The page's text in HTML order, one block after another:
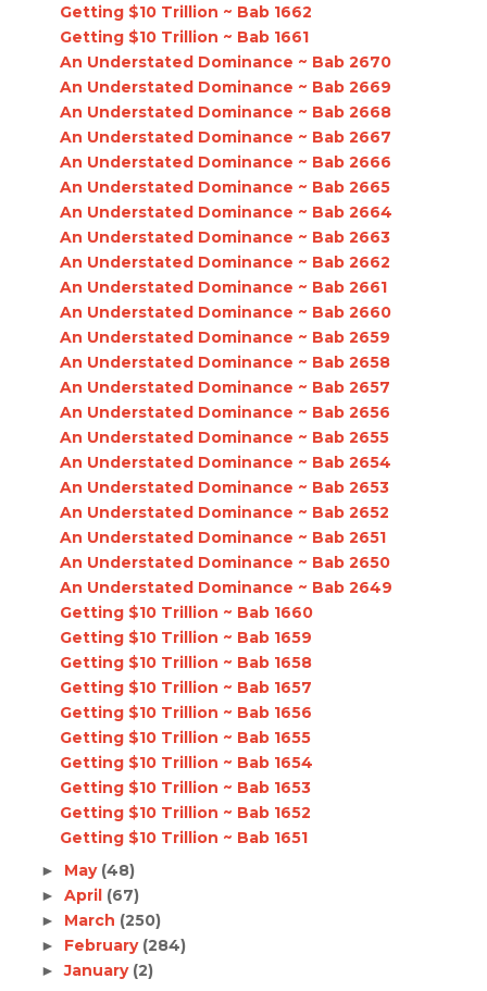
Getting $10 Trillion ~ Bab 1662
Getting $10 Trillion ~ Bab 1661
An Understated Dominance ~ Bab 2670
An Understated Dominance ~ Bab 2669
An Understated Dominance ~ Bab 2668
An Understated Dominance ~ Bab 2667
An Understated Dominance ~ Bab 2666
An Understated Dominance ~ Bab 2665
An Understated Dominance ~ Bab 2664
An Understated Dominance ~ Bab 2663
An Understated Dominance ~ Bab 2662
An Understated Dominance ~ Bab 2661
An Understated Dominance ~ Bab 2660
An Understated Dominance ~ Bab 2659
An Understated Dominance ~ Bab 2658
An Understated Dominance ~ Bab 2657
An Understated Dominance ~ Bab 2656
An Understated Dominance ~ Bab 2655
An Understated Dominance ~ Bab 2654
An Understated Dominance ~ Bab 2653
An Understated Dominance ~ Bab 2652
An Understated Dominance ~ Bab 2651
An Understated Dominance ~ Bab 2650
An Understated Dominance ~ Bab 2649
Getting $10 Trillion ~ Bab 1660
Getting $10 Trillion ~ Bab 1659
Getting $10 Trillion ~ Bab 1658
Getting $10 Trillion ~ Bab 1657
Getting $10 Trillion ~ Bab 1656
Getting $10 Trillion ~ Bab 1655
Getting $10 Trillion ~ Bab 1654
Getting $10 Trillion ~ Bab 1653
Getting $10 Trillion ~ Bab 1652
Getting $10 Trillion ~ Bab 1651
► May (48)
► April (67)
► March (250)
► February (284)
►January (2)